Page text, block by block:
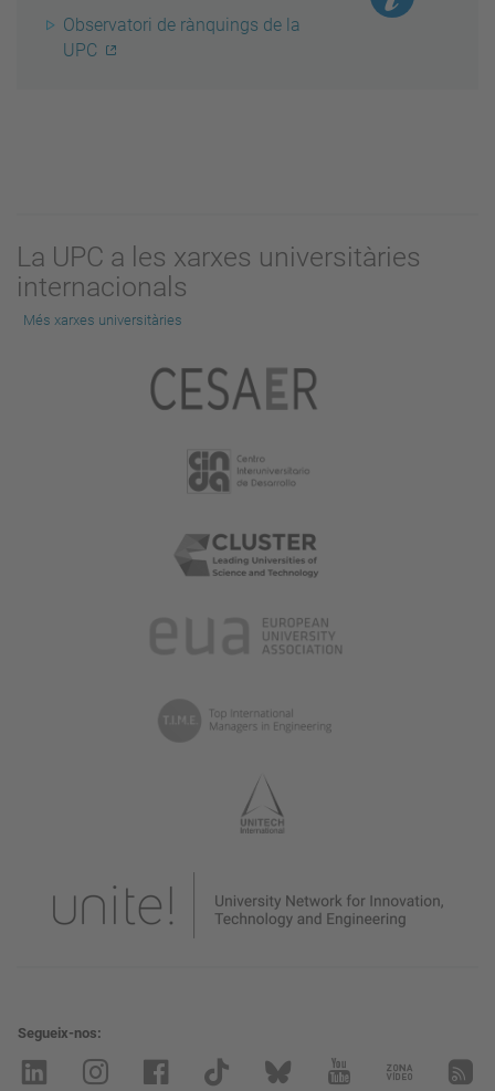
Observatori de rànquings de la
UPC
La UPC a les xarxes universitàries
internacionals
Més xarxes universitàries
Segueix-nos